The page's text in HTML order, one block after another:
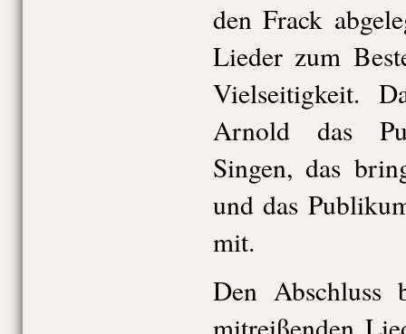
den Frack
Lieder zum
Vielseitigkeit.
Arnold das
Singen, das
und das
mit.
Den